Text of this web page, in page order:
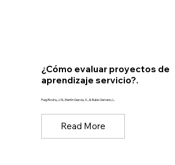
¿Cómo evaluar proyectos de
aprendizaje servicio?.
Puig Rovira, J. M., Martín García, X., & Rubio Serrano, L.
Read More